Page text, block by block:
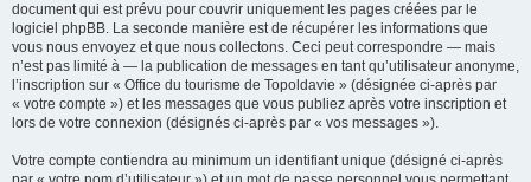
document qui est prévu pour couvrir uniquement les pages créées par le
logiciel phpBB. La seconde manière est de récupérer les informations que
vous nous envoyez et que nous collectons. Ceci peut correspondre — mais
n’est pas limité à — la publication de messages en tant qu’utilisateur anonyme,
l’inscription sur « Office du tourisme de Topoldavie » (désignée ci-après par
« votre compte ») et les messages que vous publiez après votre inscription et
lors de votre connexion (désignés ci-après par « vos messages »).
Votre compte contiendra au minimum un identifiant unique (désigné ci-après